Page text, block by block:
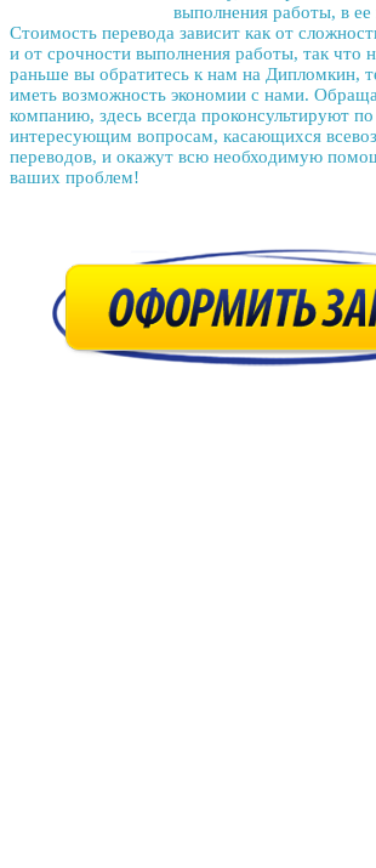
выполнения работы, в ее
Стоимость перевода зависит как от
и от срочности выполнения работы, так что
раньше вы обратитесь к нам на Дипломкин,
иметь возможность экономии с нами.
компанию, здесь всегда проконсультируют
интересующим вопросам, касающихся
переводов, и окажут всю необходимую
ваших проблем!